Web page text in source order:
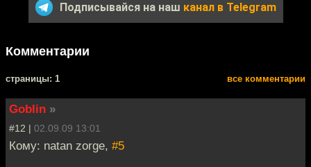
Подписывайся на наш канал в Telegram
Комментарии
cтраницы: 1 все комментарии
Goblin »
#12 | 02.09.09 13:01
Кому: natan zorge, #5